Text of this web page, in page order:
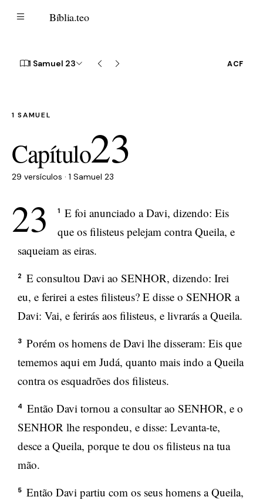
Bíblia.teo
1 Samuel 23 ACF
1 SAMUEL
Capítulo23
29 versículos · 1 Samuel 23
23 1
E foi anunciado a Davi, dizendo: Eis
que os filisteus pelejam contra Queila, e
saqueiam as eiras.
2
E consultou Davi ao SENHOR, dizendo: Irei
eu, e ferirei a estes filisteus? E disse o SENHOR a
Davi: Vai, e ferirás aos filisteus, e livrarás a Queila.
3
Porém os homens de Davi lhe disseram: Eis que
tememos aqui em Judá, quanto mais indo a Queila
contra os esquadrões dos filisteus.
4
Então Davi tornou a consultar ao SENHOR, e o
SENHOR lhe respondeu, e disse: Levanta-te,
desce a Queila, porque te dou os filisteus na tua
mão.
5
Então Davi partiu com os seus homens a Queila,